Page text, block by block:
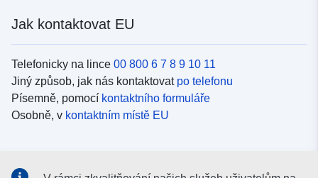
Jak kontaktovat EU
Telefonicky na lince 00 800 6 7 8 9 10 11
Jiný způsob, jak nás kontaktovat po telefonu
Písemně, pomocí kontaktního formuláře
Osobně, v kontaktním místě EU